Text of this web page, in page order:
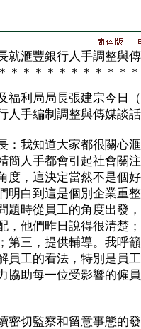
就滙豐銀行人手調整與
＊＊＊＊＊＊＊＊＊＊
利局局長張建宗今日（
人手編制調整與傳媒談
：我知道大家都很關心
簡人手都會引起社會關
度，這決定當然不是個
明白到這是個別企業重
題時從員工的角度出發
，他們昨日說得很清楚
第三，提供輔導。我呼
員工的看法，特別是員
協助每一位受影響的僱
切監察和留意事態的發